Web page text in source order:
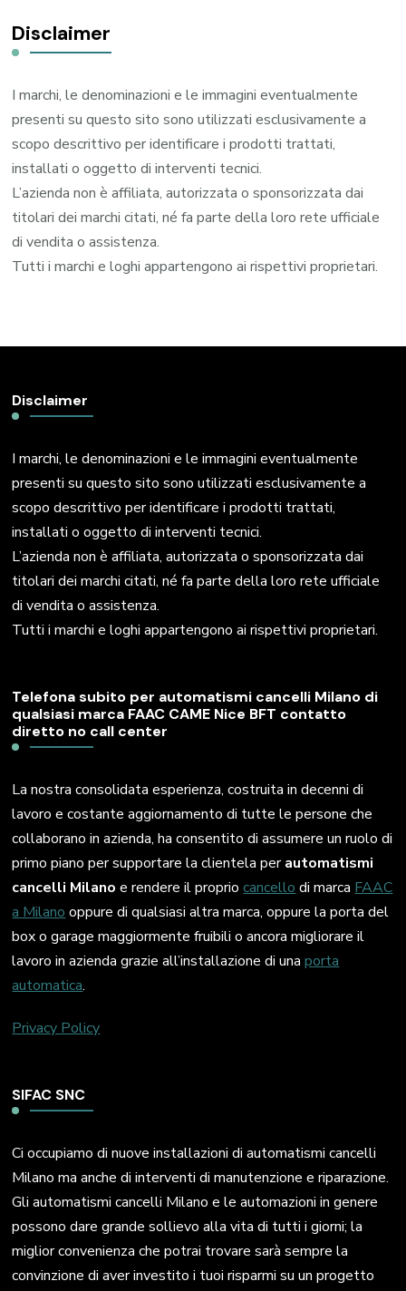
Disclaimer
I marchi, le denominazioni e le immagini eventualmente
presenti su questo sito sono utilizzati esclusivamente a
scopo descrittivo per identificare i prodotti trattati,
installati o oggetto di interventi tecnici.
L’azienda non è affiliata, autorizzata o sponsorizzata dai
titolari dei marchi citati, né fa parte della loro rete ufficiale
di vendita o assistenza.
Tutti i marchi e loghi appartengono ai rispettivi proprietari.
Disclaimer
I marchi, le denominazioni e le immagini eventualmente
presenti su questo sito sono utilizzati esclusivamente a
scopo descrittivo per identificare i prodotti trattati,
installati o oggetto di interventi tecnici.
L’azienda non è affiliata, autorizzata o sponsorizzata dai
titolari dei marchi citati, né fa parte della loro rete ufficiale
di vendita o assistenza.
Tutti i marchi e loghi appartengono ai rispettivi proprietari.
Telefona subito per automatismi cancelli Milano di
qualsiasi marca FAAC CAME Nice BFT contatto
diretto no call center
La nostra consolidata esperienza, costruita in decenni di
lavoro e costante aggiornamento di tutte le persone che
collaborano in azienda, ha consentito di assumere un ruolo di
primo piano per supportare la clientela perautomatismi
cancelli Milano e rendere il propriocancello di marca FAAC
a Milano oppure di qualsiasi altra marca, oppure la porta del
box o garage maggiormente fruibili o ancora migliorare il
lavoro in azienda grazie all’installazione di unaporta
automatica.
Privacy Policy
SIFAC SNC
Ci occupiamo di nuove installazioni di automatismi cancelli
Milano ma anche di interventi di manutenzione e riparazione.
Gli automatismi cancelli Milano e le automazioni in genere
possono dare grande sollievo alla vita di tutti i giorni; la
miglior convenienza che potrai trovare sarà sempre la
convinzione di aver investito i tuoi risparmi su un progetto